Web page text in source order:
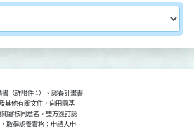
（詳附件 1）、認養計畫書
其他有關文件，向田園基
關審核同意者，雙方簽訂認
，取得認養資格；申請人申